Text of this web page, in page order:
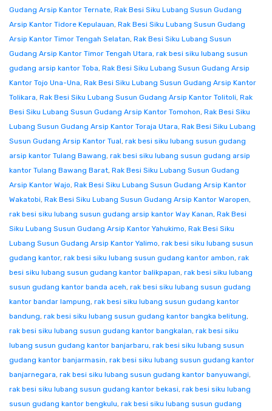
Gudang Arsip Kantor Ternate, Rak Besi Siku Lubang Susun Gudang
Arsip Kantor Tidore Kepulauan, Rak Besi Siku Lubang Susun Gudang
Arsip Kantor Timor Tengah Selatan, Rak Besi Siku Lubang Susun
Gudang Arsip Kantor Timor Tengah Utara, rak besi siku lubang susun
gudang arsip kantor Toba, Rak Besi Siku Lubang Susun Gudang Arsip
Kantor Tojo Una-Una, Rak Besi Siku Lubang Susun Gudang Arsip Kantor
Tolikara, Rak Besi Siku Lubang Susun Gudang Arsip Kantor Tolitoli, Rak
Besi Siku Lubang Susun Gudang Arsip Kantor Tomohon, Rak Besi Siku
Lubang Susun Gudang Arsip Kantor Toraja Utara, Rak Besi Siku Lubang
Susun Gudang Arsip Kantor Tual, rak besi siku lubang susun gudang
arsip kantor Tulang Bawang, rak besi siku lubang susun gudang arsip
kantor Tulang Bawang Barat, Rak Besi Siku Lubang Susun Gudang
Arsip Kantor Wajo, Rak Besi Siku Lubang Susun Gudang Arsip Kantor
Wakatobi, Rak Besi Siku Lubang Susun Gudang Arsip Kantor Waropen,
rak besi siku lubang susun gudang arsip kantor Way Kanan, Rak Besi
Siku Lubang Susun Gudang Arsip Kantor Yahukimo, Rak Besi Siku
Lubang Susun Gudang Arsip Kantor Yalimo, rak besi siku lubang susun
gudang kantor, rak besi siku lubang susun gudang kantor ambon, rak
besi siku lubang susun gudang kantor balikpapan, rak besi siku lubang
susun gudang kantor banda aceh, rak besi siku lubang susun gudang
kantor bandar lampung, rak besi siku lubang susun gudang kantor
bandung, rak besi siku lubang susun gudang kantor bangka belitung,
rak besi siku lubang susun gudang kantor bangkalan, rak besi siku
lubang susun gudang kantor banjarbaru, rak besi siku lubang susun
gudang kantor banjarmasin, rak besi siku lubang susun gudang kantor
banjarnegara, rak besi siku lubang susun gudang kantor banyuwangi,
rak besi siku lubang susun gudang kantor bekasi, rak besi siku lubang
susun gudang kantor bengkulu, rak besi siku lubang susun gudang